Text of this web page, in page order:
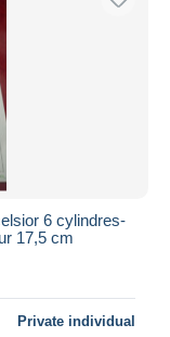
6 cylindres-
17,5 cm
Private individual